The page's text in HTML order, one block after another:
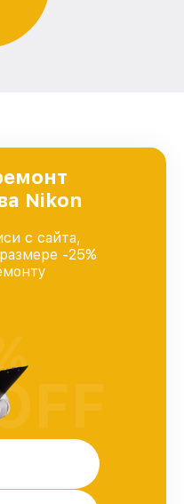
Nikon
с сайта,
-25%